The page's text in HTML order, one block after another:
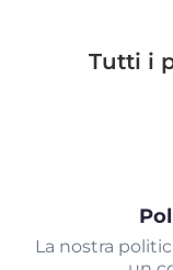
Tutti i
La nostra